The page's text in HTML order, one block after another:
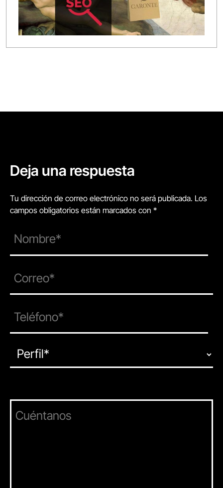
Deja una respuesta
Tu dirección de correo electrónico no será publicada. Los
campos obligatorios están marcados con *